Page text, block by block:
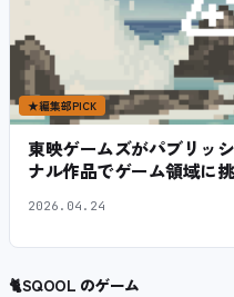
★編集部PICK
東映ゲームズがパブリッ
ナル作品でゲーム領域に
2026.04.24
🐈SQOOL のゲーム